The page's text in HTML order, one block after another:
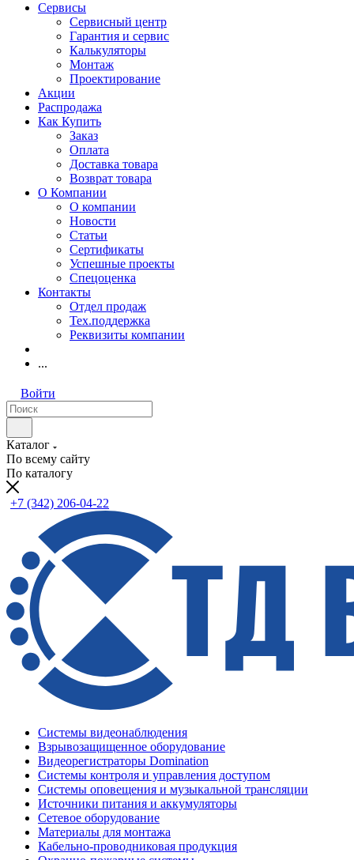
Сервисы
Сервисный центр
Гарантия и сервис
Калькуляторы
Монтаж
Проектирование
Акции
Распродажа
Как Купить
Заказ
Оплата
Доставка товара
Возврат товара
О Компании
О компании
Новости
Статьи
Сертификаты
Успешные проекты
Спецоценка
Контакты
Отдел продаж
Тех.поддержка
Реквизиты компании
...
Войти
Каталог
По всему сайту
По каталогу
+7 (342) 206-04-22
Системы видеонаблюдения
Взрывозащищенное оборудование
Видеорегистраторы Domination
Системы контроля и управления доступом
Системы оповещения и музыкальной трансляции
Источники питания и аккумуляторы
Сетевое оборудование
Материалы для монтажа
Кабельно-проводниковая продукция